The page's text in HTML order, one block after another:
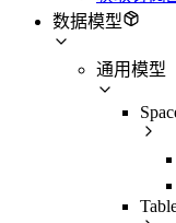
数据模型
通用模型